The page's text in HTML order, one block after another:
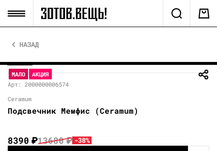
НАЗАД
МАЛО
АКЦИЯ
Арт: 2000000006574
Ceramum
Подсвечник Мемфис (Ceramum)
8390₽13680₽ -38%